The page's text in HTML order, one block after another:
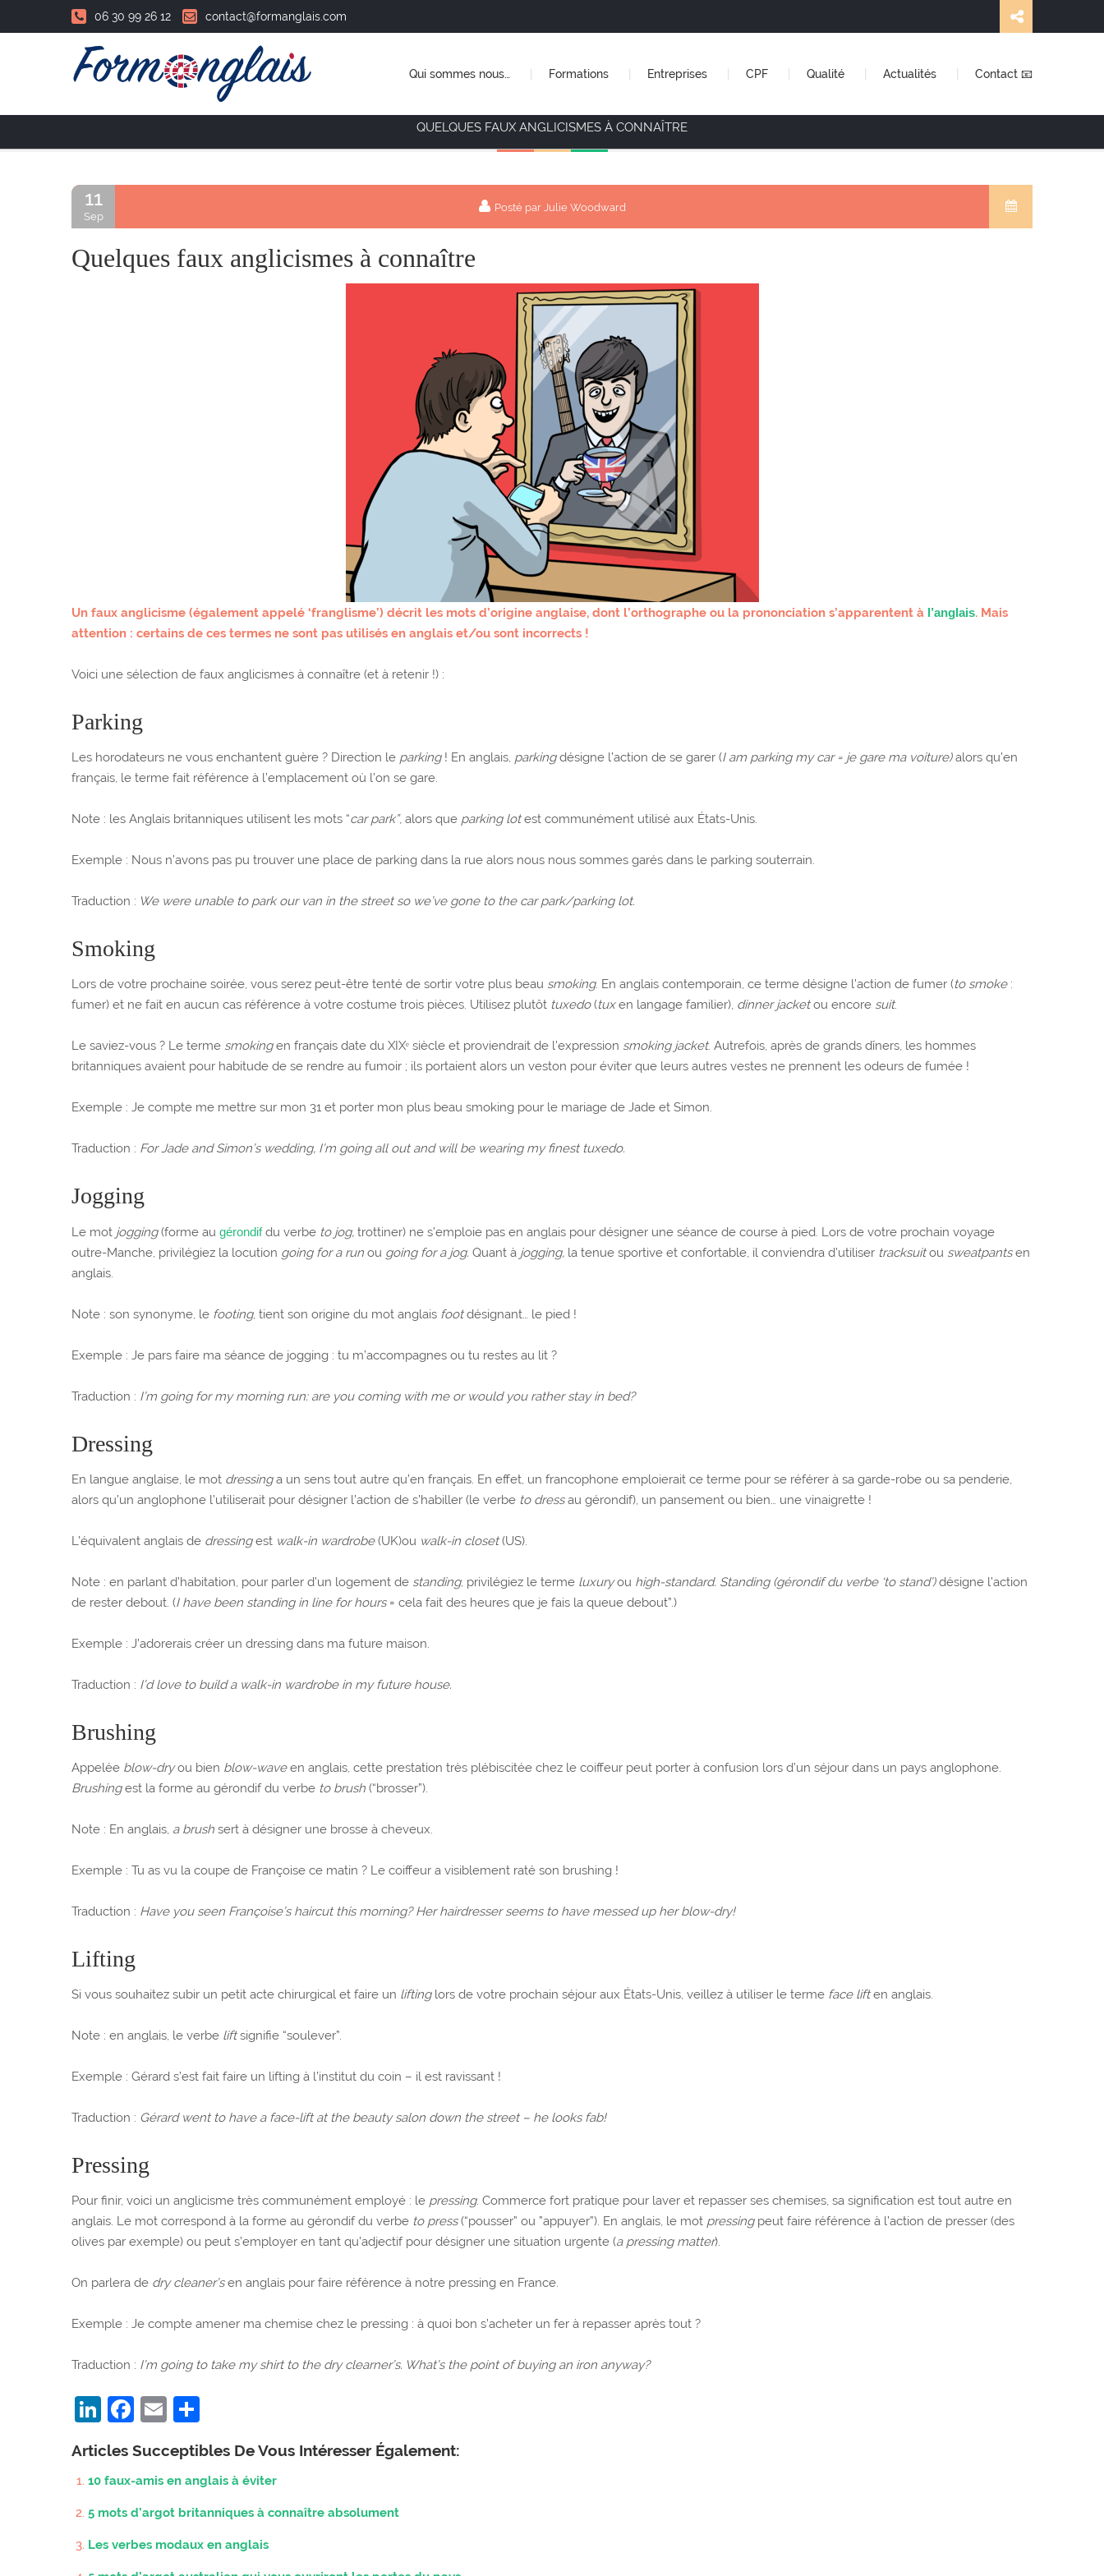
06 30 99 26 12 contact@formanglais.com
Qui sommes nous… Formations Entreprises CPF Qualité Actualités Contact 📧
QUELQUES FAUX ANGLICISMES À CONNAÎTRE
11
Sep
Posté par Julie Woodward
Quelques faux anglicismes à connaître
Un faux anglicisme (également appelé ‘franglisme’) décrit les mots d’origine anglaise, dont l’orthographe ou la prononciation s’apparentent à l’anglais. Mais
attention : certains de ces termes ne sont pas utilisés en anglais et/ou sont incorrects !
Voici une sélection de faux anglicismes à connaître (et à retenir !) :
Parking
Les horodateurs ne vous enchantent guère ? Direction le parking! En anglais, parkingdésigne l’action de se garer (I am parking my car = je gare ma voiture)alors qu’en
français, le terme fait référence à l’emplacement où l’on se gare.
Note : les Anglais britanniques utilisent les mots “car park”, alors que parking lotest communément utilisé aux États-Unis.
Exemple : Nous n’avons pas pu trouver une place de parking dans la rue alors nous nous sommes garés dans le parking souterrain.
Traduction : We were unable to park our van in the street so we’ve gone to the car park/parking lot.
Smoking
Lors de votre prochaine soirée, vous serez peut-être tenté de sortir votre plus beau smoking. En anglais contemporain, ce terme désigne l’action de fumer (to smoke :
fumer) et ne fait en aucun cas référence à votre costume trois pièces. Utilisez plutôt tuxedo(tuxen langage familier), dinner jacketou encore suit.
Le saviez-vous ? Le terme smokingen français date du XIXᵉ siècle et proviendrait de l’expression smoking jacket. Autrefois, après de grands dîners, les hommes
britanniques avaient pour habitude de se rendre au fumoir ; ils portaient alors un veston pour éviter que leurs autres vestes ne prennent les odeurs de fumée !
Exemple : Je compte me mettre sur mon 31 et porter mon plus beau smoking pour le mariage de Jade et Simon.
Traduction : For Jade and Simon’s wedding, I’m going all out and will be wearing my finest tuxedo.
Jogging
Le mot jogging(forme au gérondifdu verbe to jog, trottiner) ne s’emploie pas en anglais pour désigner une séance de course à pied. Lors de votre prochain voyage
outre-Manche, privilégiez la locution going for a run ou going for a jog. Quant à jogging, la tenue sportive et confortable, il conviendra d’utiliser tracksuitou sweatpantsen
anglais.
Note : son synonyme, le footing, tient son origine du mot anglais footdésignant… le pied !
Exemple : Je pars faire ma séance de jogging : tu m’accompagnes ou tu restes au lit ?
Traduction : I’m going for my morning run: are you coming with me or would you rather stay in bed?
Dressing
En langue anglaise, le mot dressinga un sens tout autre qu’en français. En effet, un francophone emploierait ce terme pour se référer à sa garde-robe ou sa penderie,
alors qu’un anglophone l’utiliserait pour désigner l’action de s’habiller (le verbe to dressau gérondif), un pansement ou bien… une vinaigrette !
L’équivalent anglais de dressingest walk-in wardrobe(UK)ou walk-in closet(US).
Note : en parlant d’habitation, pour parler d’un logement de standing, privilégiez le terme luxuryou high-standard. Standing (gérondif du verbe ‘to stand’)désigne l’action
de rester debout. (I have been standing in line for hours= cela fait des heures que je fais la queue debout”.)
Exemple : J’adorerais créer un dressing dans ma future maison.
Traduction : I’d love to build a walk-in wardrobe in my future house.
Brushing
Appelée blow-dryou bien blow-waveen anglais, cette prestation très plébiscitée chez le coiffeur peut porter à confusion lors d’un séjour dans un pays anglophone.
Brushingest la forme au gérondif du verbe to brush (“brosser”).
Note : En anglais, a brush sert à désigner une brosse à cheveux.
Exemple : Tu as vu la coupe de Françoise ce matin ? Le coiffeur a visiblement raté son brushing !
Traduction : Have you seen Françoise’s haircut this morning? Her hairdresser seems to have messed up her blow-dry!
Lifting
Si vous souhaitez subir un petit acte chirurgical et faire un liftinglors de votre prochain séjour aux États-Unis, veillez à utiliser le terme face liften anglais.
Note : en anglais, le verbe liftsignifie “soulever”.
Exemple : Gérard s’est fait faire un lifting à l’institut du coin – il est ravissant !
Traduction : Gérard went to have a face-lift at the beauty salon down the street – he looks fab!
Pressing
Pour finir, voici un anglicisme très communément employé : le pressing. Commerce fort pratique pour laver et repasser ses chemises, sa signification est tout autre en
anglais. Le mot correspond à la forme au gérondif du verbe to press(“pousser” ou ”appuyer”). En anglais, le mot pressingpeut faire référence à l’action de presser (des
olives par exemple) ou peut s’employer en tant qu’adjectif pour désigner une situation urgente (a pressing matter).
On parlera de dry cleaner’sen anglais pour faire référence à notre pressing en France.
Exemple : Je compte amener ma chemise chez le pressing : à quoi bon s’acheter un fer à repasser après tout ?
Traduction : I’m going to take my shirt to the dry clearner’s. What’s the point of buying an iron anyway?
LinkedIn
Facebook
Email
Articles Succeptibles De Vous Intéresser Également:
10 faux-amis en anglais à éviter
5 mots d’argot britanniques à connaître absolument
Les verbes modaux en anglais